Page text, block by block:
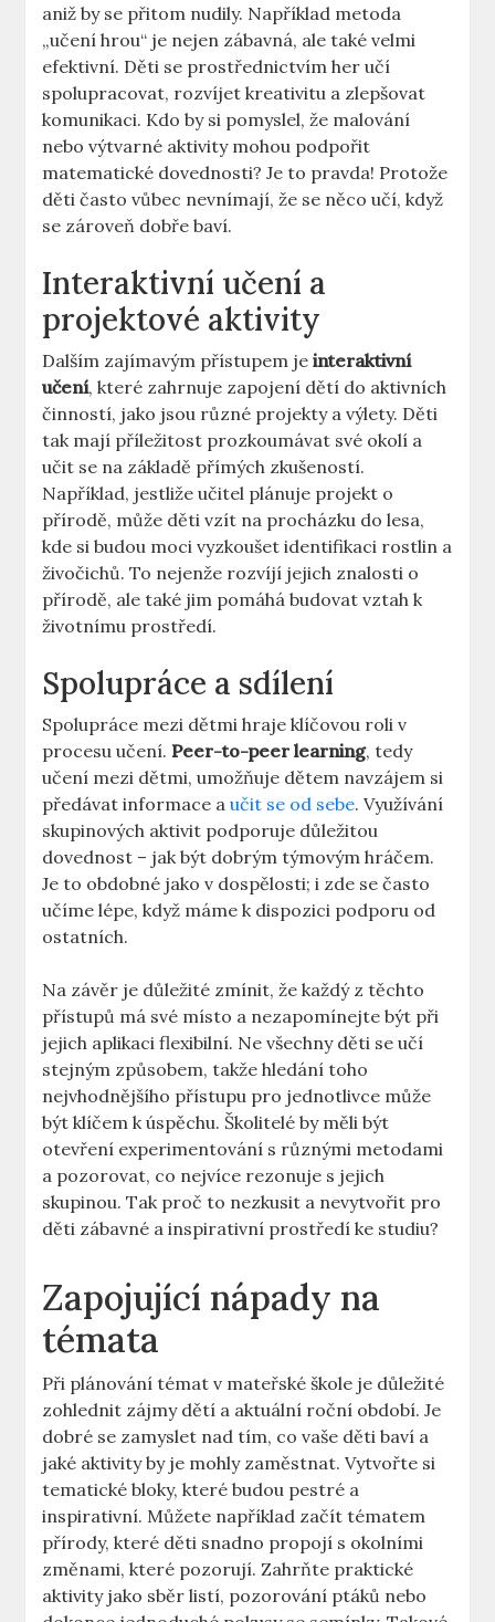
aniž by se přitom nudily. Například metoda
„učení hrou“ je nejen zábavná, ale také velmi
efektivní. Děti se prostřednictvím her učí
spolupracovat, rozvíjet kreativitu a zlepšovat
komunikaci. Kdo by si pomyslel, že malování
nebo výtvarné aktivity mohou podpořit
matematické dovednosti? Je to pravda! Protože
děti často vůbec nevnímají, že se něco učí, když
se zároveň dobře baví.
Interaktivní učení a
projektové aktivity
Dalším zajímavým přístupem jeinteraktivní
učení, které zahrnuje zapojení dětí do aktivních
činností, jako jsou různé projekty a výlety. Děti
tak mají příležitost prozkoumávat své okolí a
učit se na základě přímých zkušeností.
Například, jestliže učitel plánuje projekt o
přírodě, může děti vzít na procházku do lesa,
kde si budou moci vyzkoušet identifikaci rostlin a
živočichů. To nejenže rozvíjí jejich znalosti o
přírodě, ale také jim pomáhá budovat vztah k
životnímu prostředí.
Spolupráce a sdílení
Spolupráce mezi dětmi hraje klíčovou roli v
procesu učení.Peer-to-peer learning, tedy
učení mezi dětmi, umožňuje dětem navzájem si
předávat informace aučit se od sebe. Využívání
skupinových aktivit podporuje důležitou
dovednost – jak být dobrým týmovým hráčem.
Je to obdobné jako v dospělosti; i zde se často
učíme lépe, když máme k dispozici podporu od
ostatních.
Na závěr je důležité zmínit, že každý z těchto
přístupů má své místo a nezapomínejte být při
jejich aplikaci flexibilní. Ne všechny děti se učí
stejným způsobem, takže hledání toho
nejvhodnějšího přístupu pro jednotlivce může
být klíčem k úspěchu. Školitelé by měli být
otevření experimentování s různými metodami
a pozorovat, co nejvíce rezonuje s jejich
skupinou. Tak proč to nezkusit a nevytvořit pro
děti zábavné a inspirativní prostředí ke studiu?
Zapojující nápady na
témata
Při plánování témat v mateřské škole je důležité
zohlednit zájmy dětí a aktuální roční období. Je
dobré se zamyslet nad tím, co vaše děti baví a
jaké aktivity by je mohly zaměstnat. Vytvořte si
tematické bloky, které budou pestré a
inspirativní. Můžete například začít tématem
přírody, které děti snadno propojí s okolními
změnami, které pozorují. Zahrňte praktické
aktivity jako sběr listí, pozorování ptáků nebo